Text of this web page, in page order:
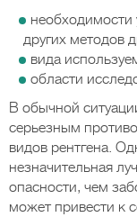
других методов
вида
области
В обычной
серьезным
видов рентгена.
незначительная
опасности, чем
может привести к